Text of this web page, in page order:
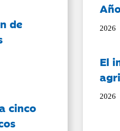
de
cinco
2026
El
2026